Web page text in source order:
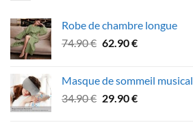
Robe de chambre longue
74.90€ Le
était :
74.90 €.
62.90€Le
est :
62.90 €.
Masque de sommeil musical
34.90€ Le
29.90€Le